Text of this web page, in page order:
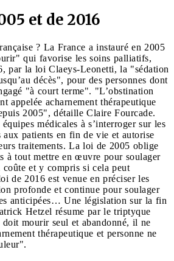
et de 2016
? La France a instauré en 2005
qui favorise les soins palliatifs,
par la loi Claeys-Leonetti, la "sédation
décès", pour des personnes dont
"à court terme". "L’obstination
appelée acharnement thérapeutique
2005", détaille Claire Fourcade.
médicales à s’interroger sur les
aux patients en fin de vie et autorise
traitements. La loi de 2005 oblige
à tout mettre en œuvre pour soulager
et y compris si cela peut
de 2016 est venue en préciser les
profonde et continue pour soulager
anticipées… Une législation sur la fin
Hetzel résume par le triptyque
mourir seul et abandonné, il ne
thérapeutique et personne ne